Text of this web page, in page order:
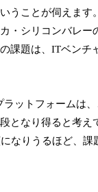
うことが伺えます
・シリコンバレー
課題は、ITベンチ
ットフォームは
となり得ると考え
なりうるほど、課